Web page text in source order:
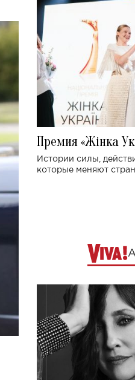
Премия «Жінка
Истории силы,
которые меняют